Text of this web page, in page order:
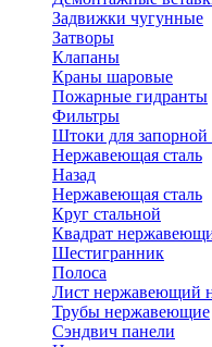
Задвижки чугунные
Затворы
Клапаны
Краны шаровые
Пожарные гидранты
Фильтры
Штоки для запорной
Нержавеющая сталь
Назад
Нержавеющая сталь
Круг стальной
Квадрат
Шестигранник
Полоса
Лист нержавеющий
Трубы нержавеющие
Сэндвич панели